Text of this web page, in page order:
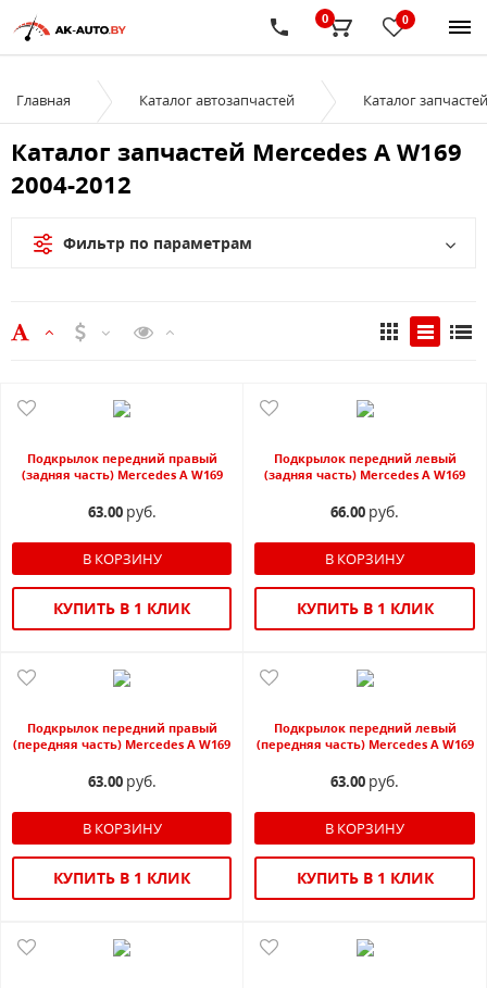
0
0
Главная Каталог автозапчастей Каталог
Каталог запчастей Mercedes A W169
2004-2012
Фильтр по параметрам
Подкрылок передний правый
(задняя часть) Mercedes A W169
63.00 руб.
КУПИТЬ В 1 КЛИК
Подкрылок передний левый
(задняя часть) Mercedes A W169
66.00 руб.
КУПИТЬ В 1 КЛИК
Подкрылок передний правый
(передняя часть) Mercedes A W169
63.00 руб.
КУПИТЬ В 1 КЛИК
Подкрылок передний левый
(передняя часть) Mercedes A W169
63.00 руб.
КУПИТЬ В 1 КЛИК